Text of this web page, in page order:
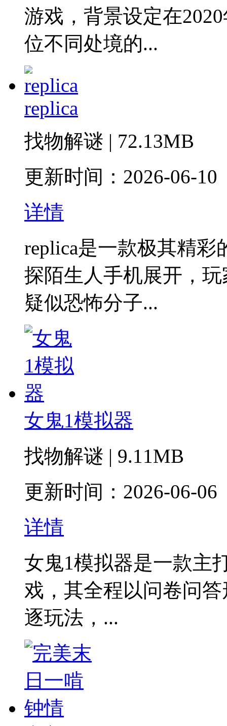
游戏，背景设定在
位不同处境的...
replica
找物解谜 | 72.13MB
更新时间：2026-06-10
详情
replica是一款极其精
探陌生人手机展开，
疑似恐怖分子...
女鬼1模拟器
找物解谜 | 9.11MB
更新时间：2026-06-06
详情
女鬼1模拟器是一款主
戏，其全程以‌问卷问
逐玩法，...